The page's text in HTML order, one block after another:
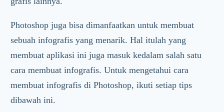
Photoshop juga bisa dimanfaatkan untuk membuat
sebuah infografis yang menarik. Hal itulah yang
membuat aplikasi ini juga masuk kedalam salah satu
cara membuat infografis. Untuk mengetahui cara
membuat infografis di Photoshop, ikuti setiap tips
dibawah ini.